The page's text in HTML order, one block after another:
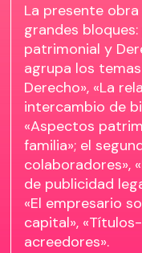
La presente
grandes
patrimonial y
agrupa los
Derecho», «La
intercambio de
«Aspectos
familia»; el
colaboradores»,
de publicidad
«El empresario
capital»,
acreedores».